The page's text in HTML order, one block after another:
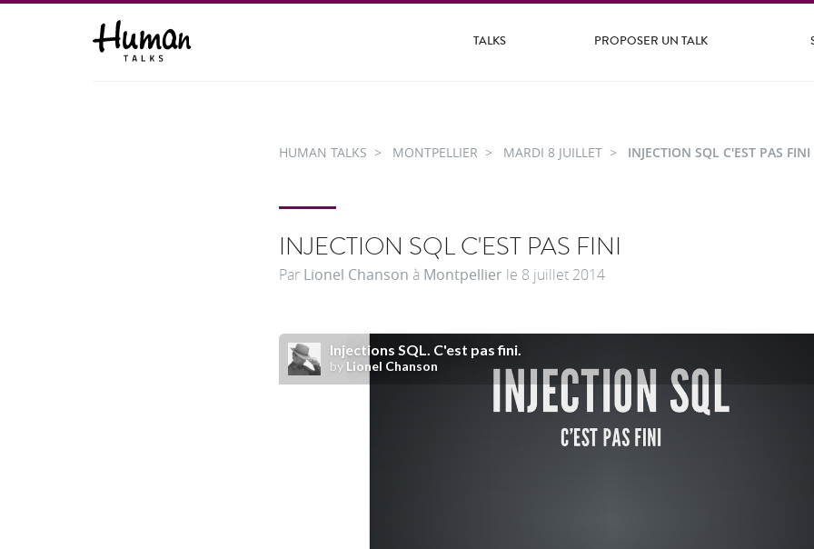
TALKS PROPOSER UN TALK
HUMAN TALKS MONTPELLIER MARDI 8 JUILLET INJECTION SQL C'EST PAS FINI
INJECTION SQL C'EST PAS FINI
Par Lionel Chanson à Montpellier le 8 juillet 2014